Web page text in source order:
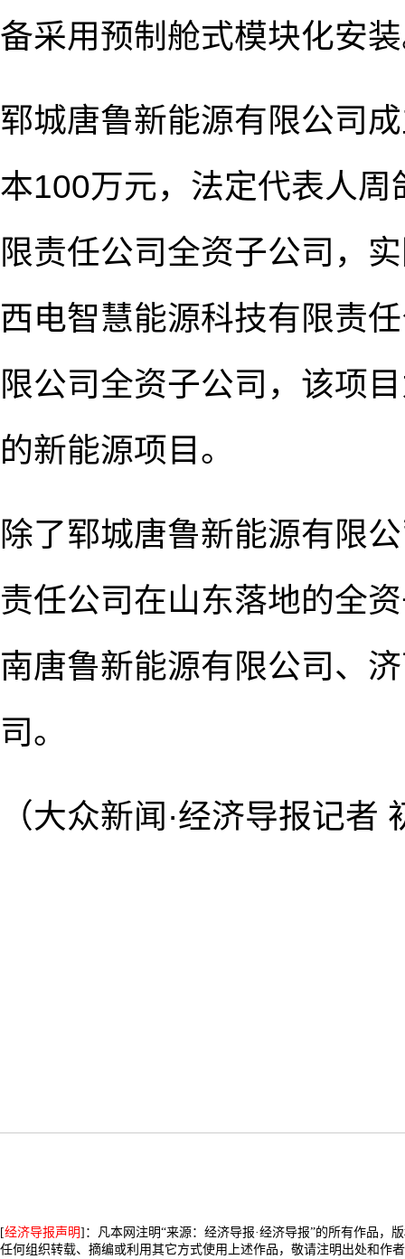
备采用预制舱式模块化安
郓城唐鲁新能源有限公司
本100万元，法定代表人
限责任公司全资子公司，
西电智慧能源科技有限责
限公司全资子公司，该项
的新能源项目。
除了郓城唐鲁新能源有限
责任公司在山东落地的全
南唐鲁新能源有限公司、
司。
（大众新闻·经济导报记者
[经济导报声明]：凡本网注明“来源：经济导报·经济导报”的所有作品，
任何组织转载、摘编或利用其它方式使用上述作品，敬请注明出处和作